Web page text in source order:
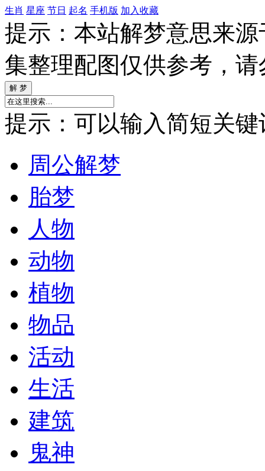
生肖 星座 节日 起名 手机版 加入收藏
提示：本站解梦意思来
集整理配图仅供参考，
提示：可以输入简短关键
周公解梦
胎梦
人物
动物
植物
物品
活动
生活
建筑
鬼神